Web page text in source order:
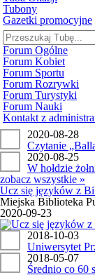
Tubony
Gazetki promocyjne
Forum Ogólne
Forum Kobiet
Forum Sportu
Forum Rozrywki
Forum Turystyki
Forum Nauki
Kontakt z
2020-08-28
Czytanie
2020-08-25
W hołdzie
zobacz wszystkie »
Ucz się języków z
Miejska Biblioteka
2020-09-23
2018-10-03
Uniwersytet
2018-05-07
Średnio co 60